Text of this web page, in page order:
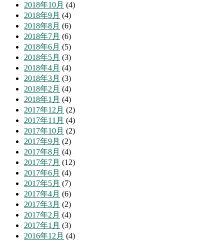
2018年10月 (4)
2018年9月 (4)
2018年8月 (6)
2018年7月 (6)
2018年6月 (5)
2018年5月 (3)
2018年4月 (4)
2018年3月 (3)
2018年2月 (4)
2018年1月 (4)
2017年12月 (2)
2017年11月 (4)
2017年10月 (2)
2017年9月 (2)
2017年8月 (4)
2017年7月 (12)
2017年6月 (4)
2017年5月 (7)
2017年4月 (6)
2017年3月 (2)
2017年2月 (4)
2017年1月 (3)
2016年12月 (4)